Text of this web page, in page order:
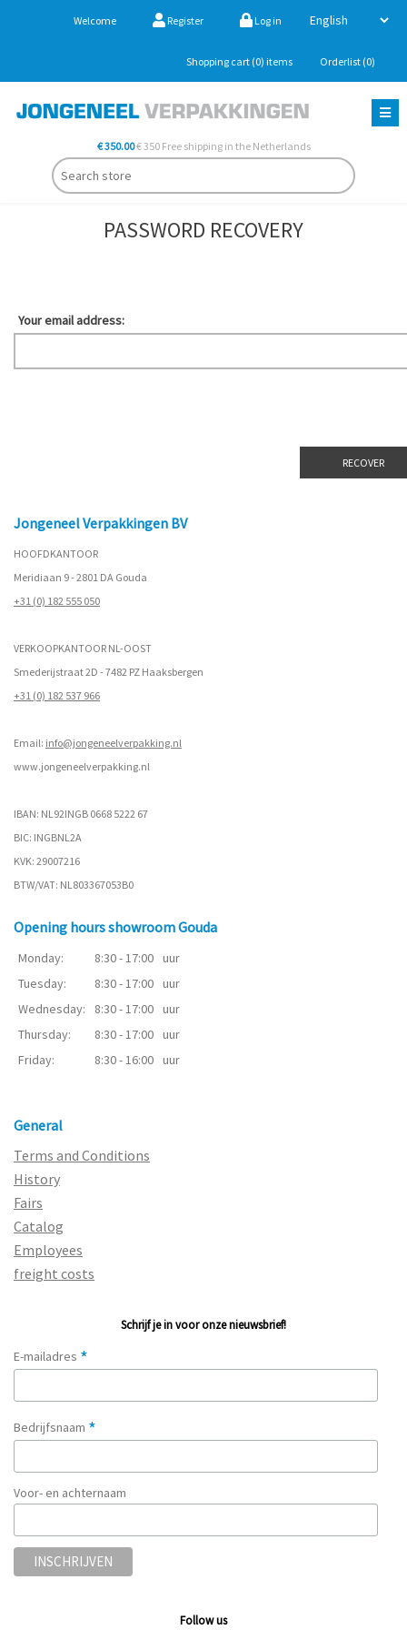
Welcome Register Log in
Shopping cart (0) items Orderlist (0)
€ 350.00€ 350 Free shipping in the Netherlands
PASSWORD RECOVERY
Your email address:
Jongeneel Verpakkingen BV
HOOFDKANTOOR
Meridiaan 9 - 2801 DA Gouda
+31 (0) 182 555 050
VERKOOPKANTOOR NL-OOST
Smederijstraat 2D - 7482 PZ Haaksbergen
+31 (0) 182 537 966
Email: info@jongeneelverpakking.nl
www.jongeneelverpakking.nl
IBAN: NL92INGB 0668 5222 67
BIC: INGBNL2A
KVK: 29007216
BTW/VAT: NL803367053B0
Opening hours showroom Gouda
Monday: 8:30 - 17:00 uur
Tuesday:
8:30 - 17:00 uur
Wednesday:
8:30 - 17:00 uur
Thursday:
8:30 - 17:00 uur
Friday:
8:30 - 16:00 uur
General
Terms and Conditions
History
Fairs
Catalog
Employees
freight costs
Schrijf je in voor onze nieuwsbrief!
E-mailadres *
Bedrijfsnaam *
Voor- en achternaam
Follow us